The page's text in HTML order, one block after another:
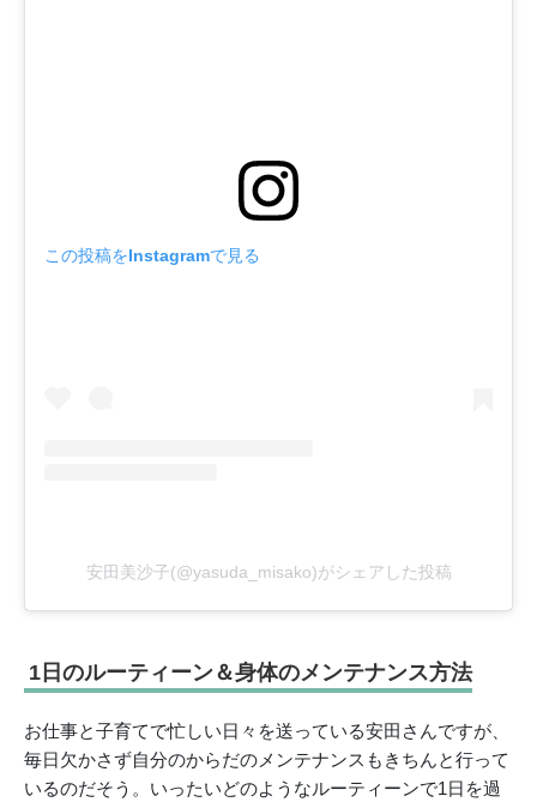
この投稿をInstagramで見る
安田美沙子(@yasuda_misako)がシェアした投稿
1日のルーティーン＆身体のメンテナンス方法
お仕事と子育てで忙しい日々を送っている安田さんですが、
毎日欠かさず自分のからだのメンテナンスもきちんと行って
いるのだそう。いったいどのようなルーティーンで1日を過